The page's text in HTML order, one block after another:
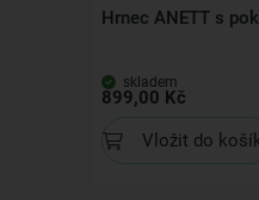
Hrnec ANETT s
skladem
899,00 Kč
Vložit do